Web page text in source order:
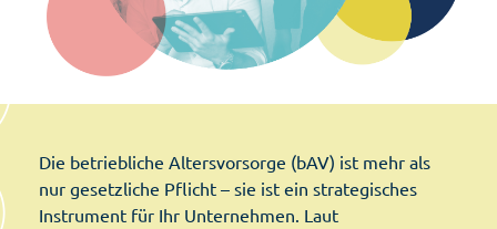
Die betriebliche Altersvorsorge (bAV) ist mehr als
nur gesetzliche Pflicht – sie ist ein strategisches
Instrument für Ihr Unternehmen. Laut